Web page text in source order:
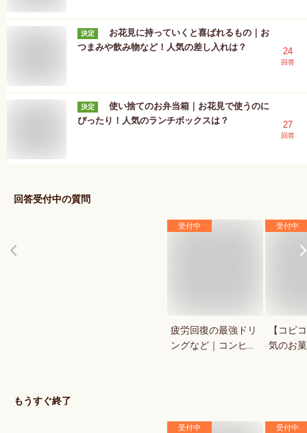
決定
お花見に持っていくと喜ばれるもの｜お
つまみや飲み物など！人気の差し入れは？
24
回答
決定
使い捨てのお弁当箱｜お花見で使うのに
ぴったり！人気のランチボックスは？
27
回答
回答受付中の質問
受付中
疲労回復の最強ドリ
ングなど｜コンビ
受付中
【コピ
気のお
もうすぐ終了
受付中 受付中